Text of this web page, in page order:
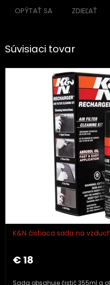
OPÝTAŤ SA ZDIEĽAŤ
Súvisiaci tovar
K&N čistiaca sada na
€ 18
Sada obsahuje čistič 355ml a